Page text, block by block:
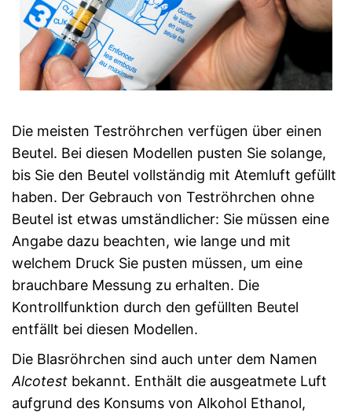
Die meisten Teströhrchen verfügen über einen
Beutel. Bei diesen Modellen pusten Sie solange,
bis Sie den Beutel vollständig mit Atemluft gefüllt
haben. Der Gebrauch von Teströhrchen ohne
Beutel ist etwas umständlicher: Sie müssen eine
Angabe dazu beachten, wie lange und mit
welchem Druck Sie pusten müssen, um eine
brauchbare Messung zu erhalten. Die
Kontrollfunktion durch den gefüllten Beutel
entfällt bei diesen Modellen.
Die Blasröhrchen sind auch unter dem Namen
Alcotest bekannt. Enthält die ausgeatmete Luft
aufgrund des Konsums von Alkohol Ethanol,